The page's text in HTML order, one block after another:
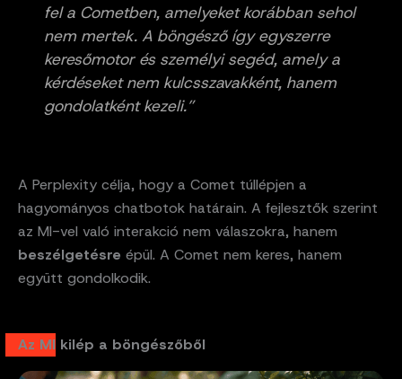
fel a Cometben, amelyeket korábban sehol
nem mertek. A böngésző így egyszerre
keresőmotor és személyi segéd, amely a
kérdéseket nem kulcsszavakként, hanem
gondolatként kezeli.”
A Perplexity célja, hogy a Comet túllépjen a
hagyományos chatbotok határain. A fejlesztők szerint
az MI-vel való interakció nem válaszokra, hanem
beszélgetésre épül. A Comet nem keres, hanem
együtt gondolkodik.
Az MI kilép a böngészőből